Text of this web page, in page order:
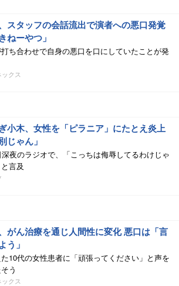
スタッフの会話流出で演者への悪口発覚
ねーやつ」
ち合わせで自身の悪口を口にしていたことが発
クス
小木、女性を「ピラニア」にたとえ炎上
じゃん」
夜のラジオで、「こっちは侮辱してるわけじゃ
言及
がん治療を通じ人間性に変化 悪口は「言
う」
10代の女性患者に「頑張ってください」と声を
う
クス